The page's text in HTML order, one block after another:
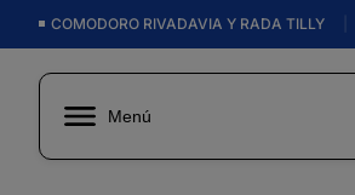
COMODORO RIVADAVIA Y RADA TILLY
Menú